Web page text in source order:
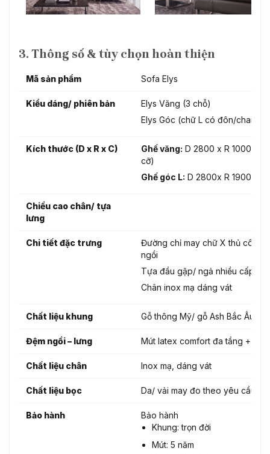
3. Thông số & tùy chọn hoàn thiện
Mã sản phẩm Sofa Elys
Kiểu dáng/ phiên bản
Elys Văng (3 chỗ)
Elys Góc (chữ L có đôn/chaise)
Kích thước (D x R x C) Ghế văng: D 2800 x R 1000 x
cỡ)
Ghế góc L: D 2800x R 1900 x C
Chiều cao chân/ tựa
lưng
Chi tiết đặc trưng
Đường chỉ may chữ X thủ công
ngồi
Tựa đầu gập/ ngả nhiều cấp
Chân inox mạ dáng vát
Chất liệu khung Gỗ thông Mỹ/ gỗ Ash Bắc Âu
Đệm ngồi – lưng Mút latex comfort đa tầng + lò
Chất liệu chân Inox mạ, dáng vát
Chất liệu bọc Da/ vải may đo theo yêu cầu
Bảo hành
Bảo hành
Khung: trọn đời
Mút: 5 năm